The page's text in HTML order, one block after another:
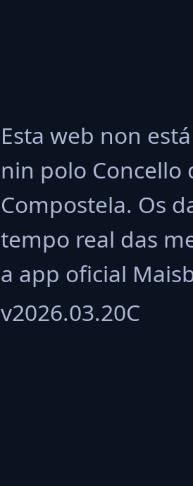
Esta web non
nin polo Concello
Compostela. Os
tempo real das
a app oficial
v2026.03.20C